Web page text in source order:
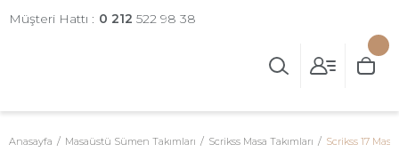
Müşteri Hattı : 0 212 522 98 38
Anasayfa Masaüstü Sümen Takımları Scrikss Masa Takımları Scrikss 17